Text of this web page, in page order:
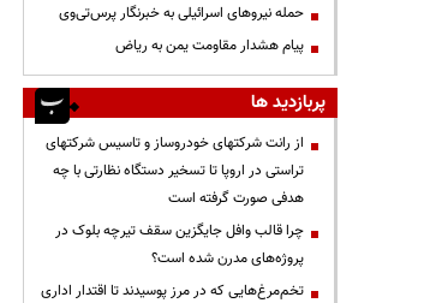
حمله نیروهای اسرائیلی به خبرنگار پرس‌تی‌وی
پیام هشدار مقاومت یمن به ریاض
پربازدید ها
از رانت‌ شرکتهای خودروساز و تاسیس شرکتهای
تراستی در اروپا تا تسخیر دستگاه نظارتی با چه
هدفی صورت گرفته است
چرا قالب وافل جایگزین سقف تیرچه بلوک در
پروژه‌های مدرن شده است؟
تخم‌مرغ‌هایی که در مرز پوسیدند تا اقتدار اداری